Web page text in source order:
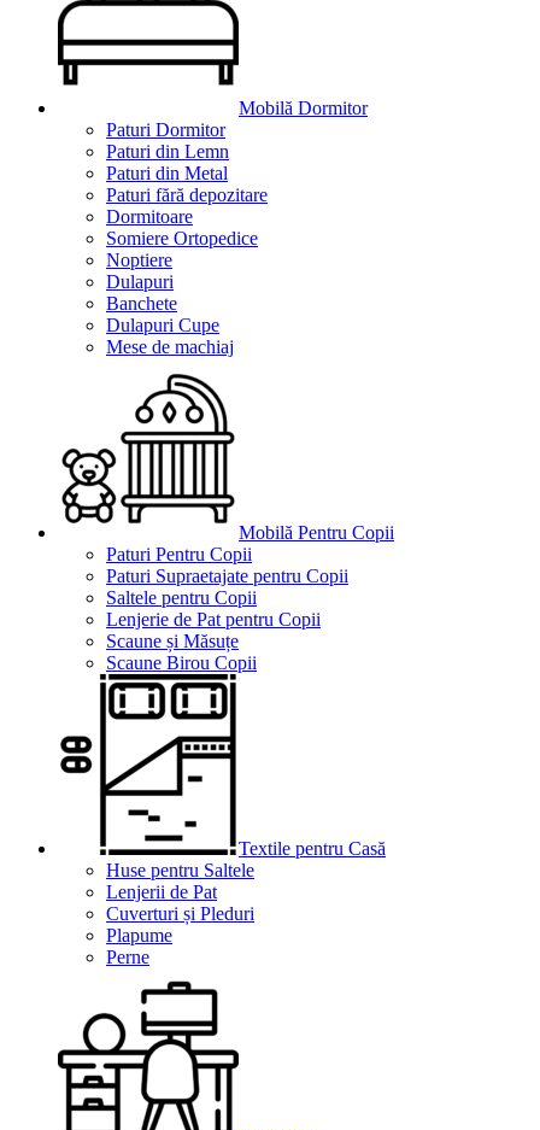
Mobilă Dormitor
Paturi Dormitor
Paturi din Lemn
Paturi din Metal
Paturi fără depozitare
Dormitoare
Somiere Ortopedice
Noptiere
Dulapuri
Banchete
Dulapuri Cupe
Mese de machiaj
Mobilă Pentru Copii
Paturi Pentru Copii
Paturi Supraetajate pentru Copii
Saltele pentru Copii
Lenjerie de Pat pentru Copii
Scaune și Măsuțe
Scaune Birou Copii
Textile pentru Casă
Huse pentru Saltele
Lenjerii de Pat
Cuverturi și Pleduri
Plapume
Perne